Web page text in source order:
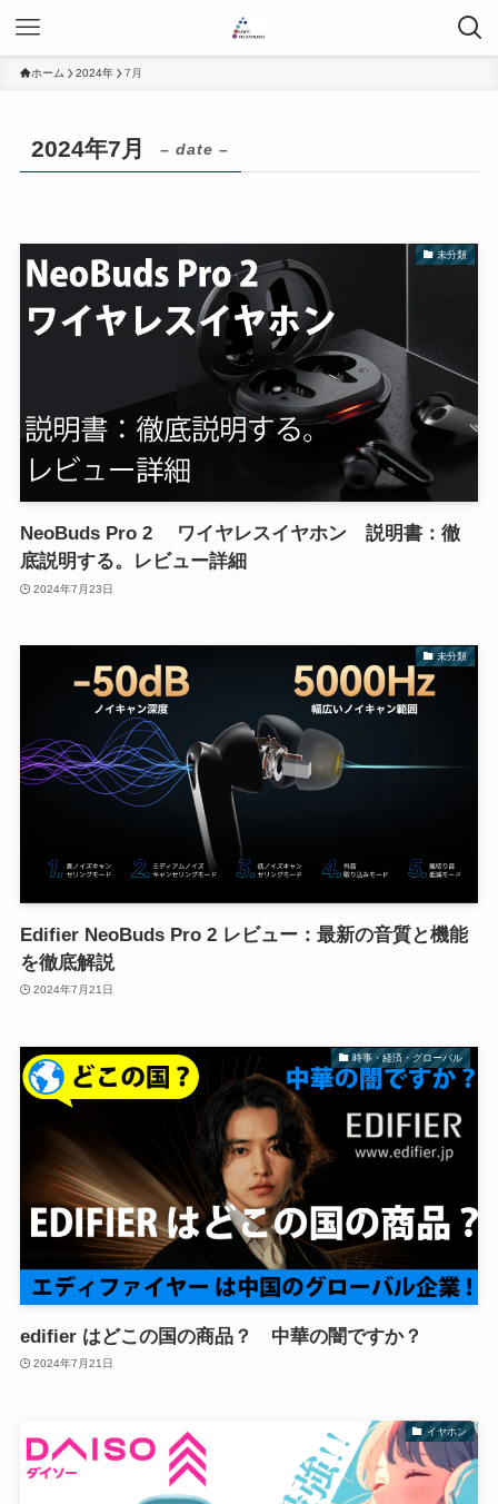
ホーム 2024年 7月
2024年7月 – date –
未分類
NeoBuds Pro 2 ワイヤレスイヤホン 説明書：徹
底説明する。レビュー詳細
2024年7月23日
未分類
Edifier NeoBuds Pro 2 レビュー：最新の音質と機能
を徹底解説
2024年7月21日
時事・経済・グローバル
edifier はどこの国の商品？ 中華の闇ですか？
2024年7月21日
イヤホン